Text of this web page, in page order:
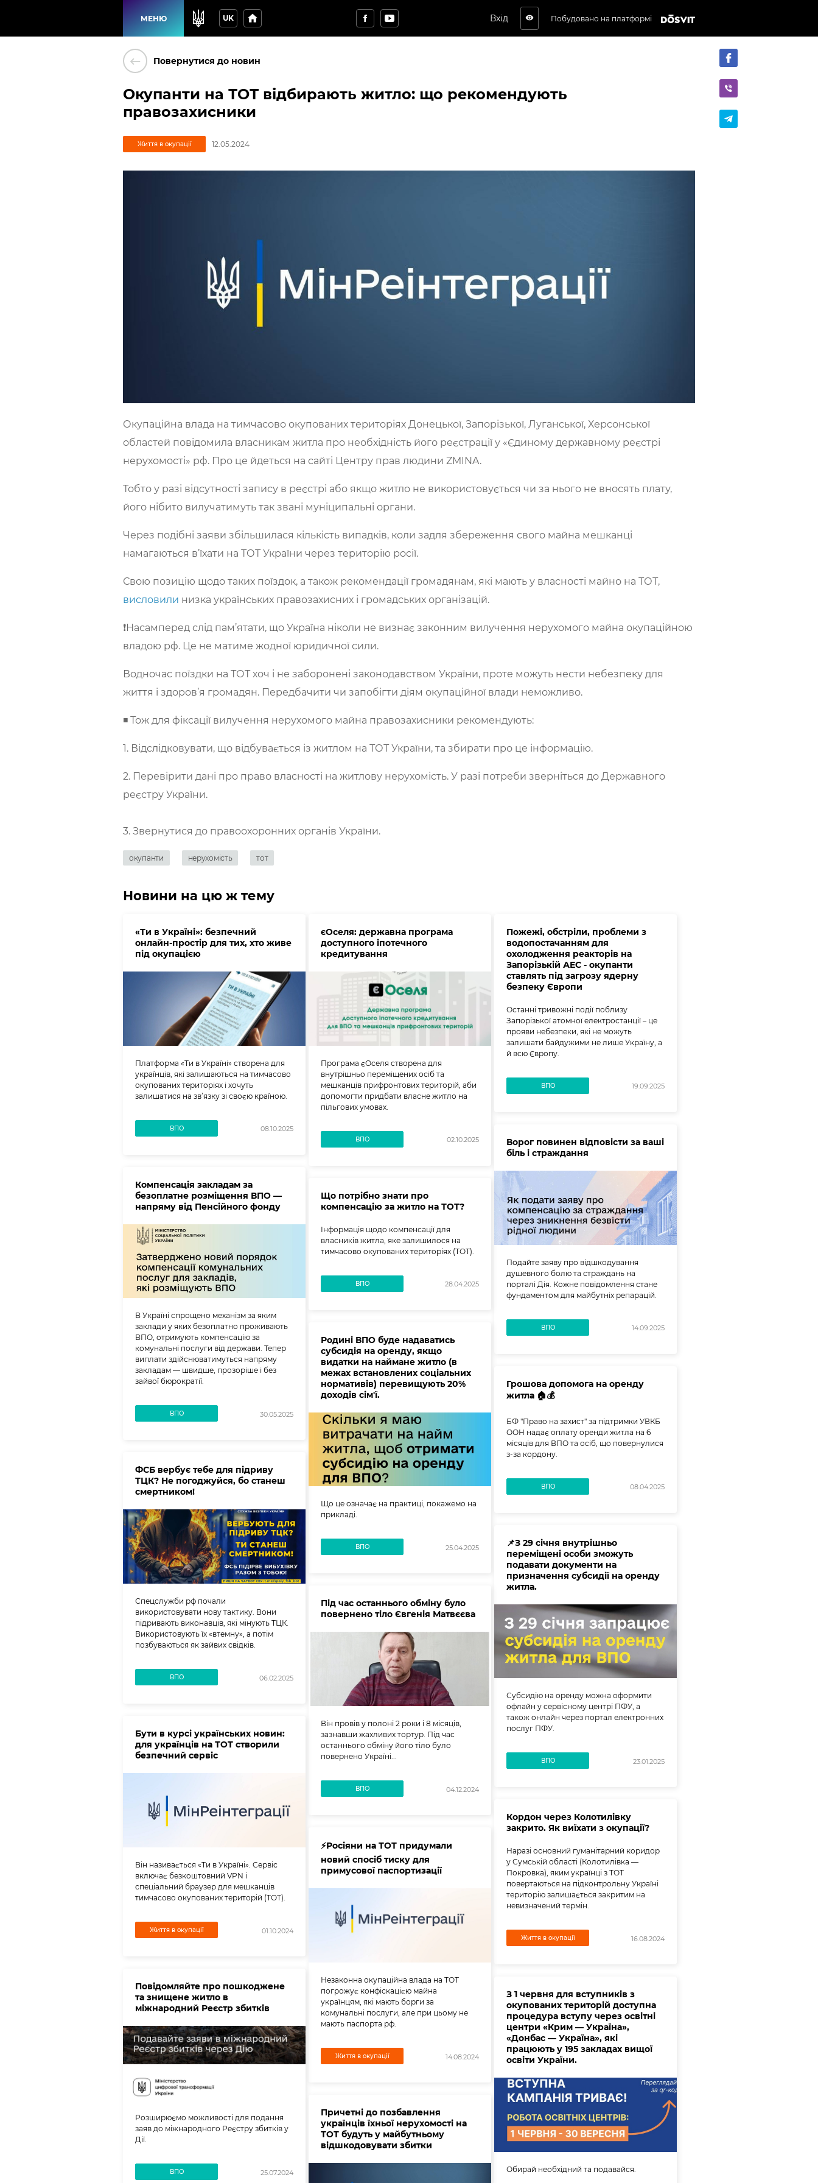
МЕНЮ UK home Вхід visibility Побудовано на платформі
keyboard_backspace Повернутися до новин
Окупанти на ТОТ відбирають житло: що рекомендують
правозахисники
Життя в окупації 12.05.2024
Окупаційна влада на тимчасово окупованих територіях Донецької, Запорізької, Луганської, Херсонської
областей повідомила власникам житла про необхідність його реєстрації у «Єдиному державному реєстрі
нерухомості» рф. Про це йдеться на сайті Центру прав людини ZMINA.
Тобто у разі відсутності запису в реєстрі або якщо житло не використовується чи за нього не вносять плату,
його нібито вилучатимуть так звані муніципальні органи.
Через подібні заяви збільшилася кількість випадків, коли задля збереження свого майна мешканці
намагаються в’їхати на ТОТ України через територію росії.
Свою позицію щодо таких поїздок, а також рекомендації громадянам, які мають у власності майно на ТОТ,
висловили низка українських правозахисних і громадських організацій.
❗️Насамперед слід пам’ятати, що Україна ніколи не визнає законним вилучення нерухомого майна окупаційною
владою рф. Це не матиме жодної юридичної сили.
Водночас поїздки на ТОТ хоч і не заборонені законодавством України, проте можуть нести небезпеку для
життя і здоров’я громадян. Передбачити чи запобігти діям окупаційної влади неможливо.
◾️ Тож для фіксації вилучення нерухомого майна правозахисники рекомендують:
1. Відслідковувати, що відбувається із житлом на ТОТ України, та збирати про це інформацію.
2. Перевірити дані про право власності на житлову нерухомість. У разі потреби зверніться до Державного
реєстру України.
3. Звернутися до правоохоронних органів України.
окупанти нерухомість тот
Новини на цю ж тему
«Ти в Україні»: безпечний
онлайн-простір для тих, хто живе
під окупацією
Платформа «Ти в Україні» створена для
українців, які залишаються на тимчасово
окупованих територіях і хочуть
залишатися на зв’язку зі своєю країною.
ВПО 08.10.2025
єОселя: державна програма
доступного іпотечного
кредитування
Програма єОселя створена для
внутрішньо переміщених осіб та
мешканців прифронтових територій, аби
допомогти придбати власне житло на
пільгових умовах.
ВПО 02.10.2025
Пожежі, обстріли, проблеми з
водопостачанням для
охолодження реакторів на
Запорізькій АЕС - окупанти
ставлять під загрозу ядерну
безпеку Європи
Останні тривожні події поблизу
Запорізької атомної електростанції – це
прояви небезпеки, які не можуть
залишати байдужими не лише Україну, а
й всю Європу.
ВПО 19.09.2025
Ворог повинен відповісти за ваші
біль і страждання
Подайте заяву про відшкодування
душевного болю та страждань на
порталі Дія. Кожне повідомлення стане
фундаментом для майбутніх репарацій.
ВПО 14.09.2025
Компенсація закладам за
безоплатне розміщення ВПО —
напряму від Пенсійного фонду
В Україні спрощено механізм за яким
заклади у яких безоплатно проживають
ВПО, отримують компенсацію за
комунальні послуги від держави. Тепер
виплати здійснюватимуться напряму
закладам — швидше, прозоріше і без
зайвої бюрократії.
ВПО 30.05.2025
Що потрібно знати про
компенсацію за житло на ТОТ?
Інформація щодо компенсації для
власників житла, яке залишилося на
тимчасово окупованих територіях (ТОТ).
ВПО 28.04.2025
Родині ВПО буде надаватись
субсидія на оренду, якщо
видатки на наймане житло (в
межах встановлених соціальних
нормативів) перевищують 20%
доходів сім'ї.
Що це означає на практиці, покажемо на
прикладі.
ВПО 25.04.2025
Грошова допомога на оренду
житла 🏠💰
БФ "Право на захист" за підтримки УВКБ
ООН надає оплату оренди житла на 6
місяців для ВПО та осіб, що повернулися
з-за кордону.
ВПО 08.04.2025
ФСБ вербує тебе для підриву
ТЦК? Не погоджуйся, бо станеш
смертником!
Спецслужби рф почали
використовувати нову тактику. Вони
підривають виконавців, які мінують ТЦК.
Використовують їх «втемну», а потім
позбуваються як зайвих свідків.
ВПО 06.02.2025
📌З 29 січня внутрішньо
переміщені особи зможуть
подавати документи на
призначення субсидії на оренду
житла.
Субсидію на оренду можна оформити
офлайн у сервісному центрі ПФУ, а
також онлайн через портал електронних
послуг ПФУ.
ВПО 23.01.2025
Під час останнього обміну було
повернено тіло Євгенія Матвєєва
Він провів у полоні 2 роки і 8 місяців,
зазнавши жахливих тортур. Під час
останнього обміну його тіло було
повернено Україні...
ВПО 04.12.2024
Бути в курсі українських новин:
для українців на ТОТ створили
безпечний сервіс
Він називається «Ти в Україні». Сервіс
включає безкоштовний VPN і
спеціальний браузер для мешканців
тимчасово окупованих територій (ТОТ).
Життя в окупації 01.10.2024
Кордон через Колотилівку
закрито. Як виїхати з окупації?
Наразі основний гуманітарний коридор
у Сумській області (Колотилівка —
Покровка), яким українці з ТОТ
повертаються на підконтрольну Україні
територію залишається закритим на
невизначений термін.
Життя в окупації 16.08.2024
⚡️Росіяни на ТОТ придумали
новий спосіб тиску для
примусової паспортизації
Незаконна окупаційна влада на ТОТ
погрожує конфіскацією майна
українцям, які мають борги за
комунальні послуги, але при цьому не
мають паспорта рф.
Життя в окупації 14.08.2024
Повідомляйте про пошкоджене
та знищене житло в
міжнародний Реєстр збитків
Розширюємо можливості для подання
заяв до міжнародного Реєстру збитків у
Дії.
ВПО 25.07.2024
З 1 червня для вступників з
окупованих територій доступна
процедура вступу через освітні
центри «Крим — Україна»,
«Донбас — Україна», які
працюють у 195 закладах вищої
освіти України.
Обирай необхідний та подавайся.
Причетні до позбавлення
українців їхньої нерухомості на
ТОТ будуть у майбутньому
відшкодовувати збитки